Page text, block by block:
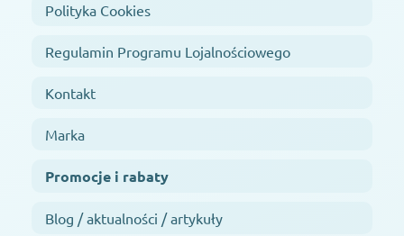
Polityka Cookies
Regulamin Programu Lojalnościowego
Kontakt
Marka
Promocje i rabaty
Blog / aktualności / artykuły